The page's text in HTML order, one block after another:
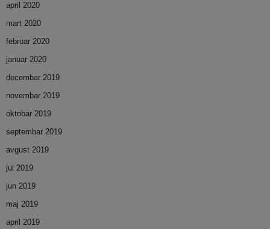
april 2020
mart 2020
februar 2020
januar 2020
decembar 2019
novembar 2019
oktobar 2019
septembar 2019
avgust 2019
jul 2019
jun 2019
maj 2019
april 2019